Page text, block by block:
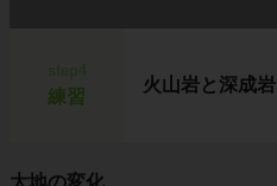
練習
火山岩と深成岩
大地の変化